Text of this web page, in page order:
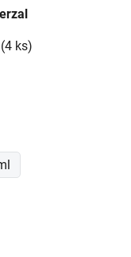
(4 ks)